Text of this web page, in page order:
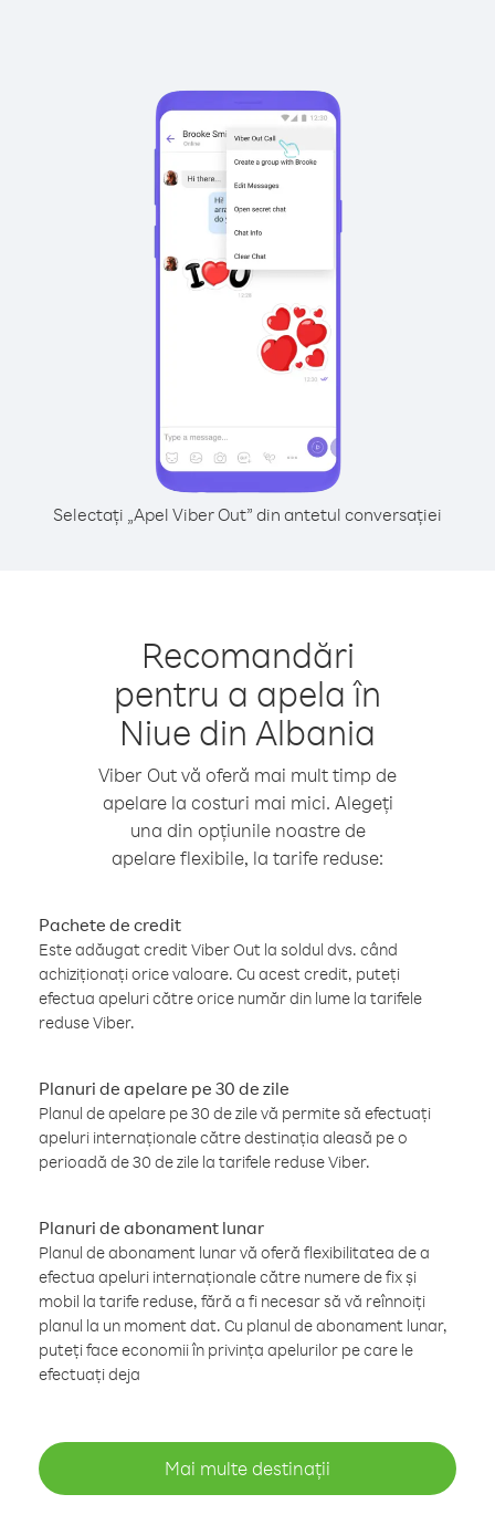
Selectați „Apel Viber Out” din antetul conversației
Recomandări
pentru a apela în
Niue din Albania
Viber Out vă oferă mai mult timp de
apelare la costuri mai mici. Alegeți
una din opțiunile noastre de
apelare flexibile, la tarife reduse:
Pachete de credit
Este adăugat credit Viber Out la soldul dvs. când
achiziționați orice valoare. Cu acest credit, puteți
efectua apeluri către orice număr din lume la tarifele
reduse Viber.
Planuri de apelare pe 30 de zile
Planul de apelare pe 30 de zile vă permite să efectuați
apeluri internaționale către destinația aleasă pe o
perioadă de 30 de zile la tarifele reduse Viber.
Planuri de abonament lunar
Planul de abonament lunar vă oferă flexibilitatea de a
efectua apeluri internaționale către numere de fix și
mobil la tarife reduse, fără a fi necesar să vă reînnoiți
planul la un moment dat. Cu planul de abonament lunar,
puteți face economii în privința apelurilor pe care le
efectuați deja
Mai multe destinații